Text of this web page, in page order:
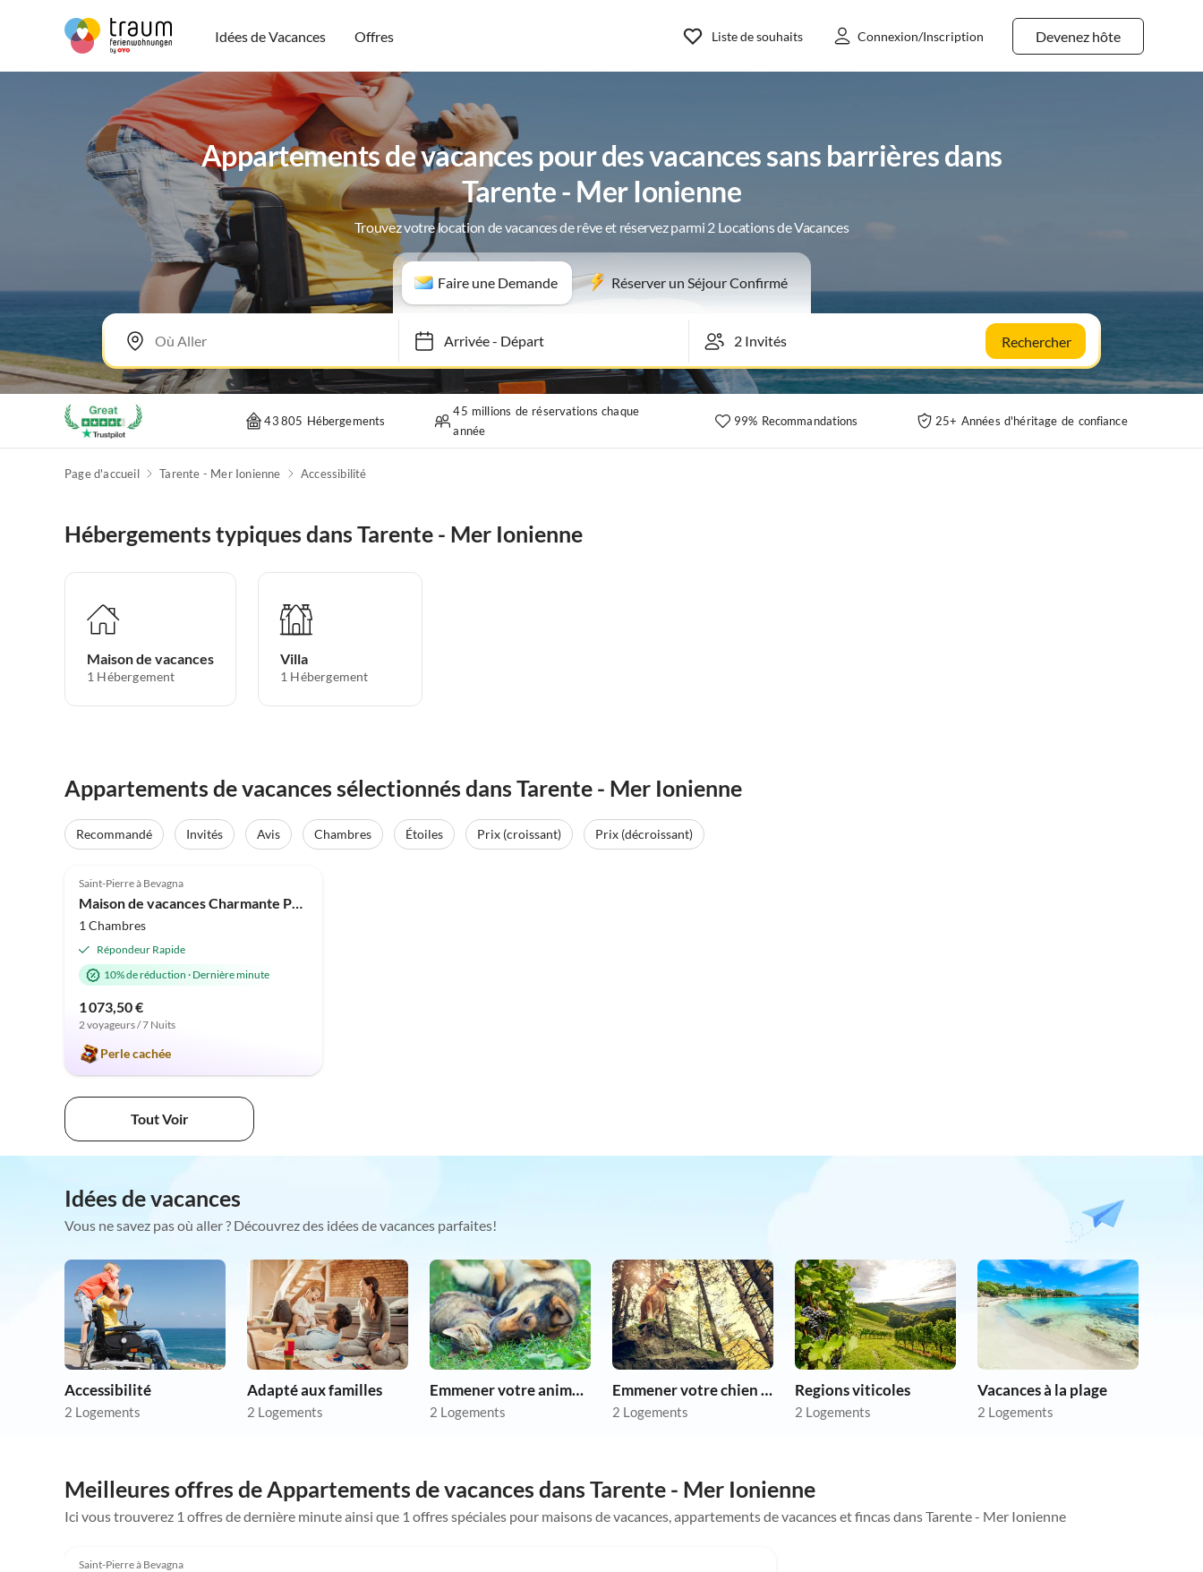
Idées de Vacances Offres Devenez hôte
Liste de souhaits Connexion/Inscription
Appartements de vacances pour des vacances sans barrières dans
Tarente - Mer Ionienne
Trouvez votre location de vacances de rêve et réservez parmi 2 Locations de Vacances
Faire une Demande Réserver un Séjour Confirmé
Arrivée-Départ Rechercher
43 805 Hébergements
45 millions de réservations chaque
année
99% Recommandations 25+ Années d'héritage de confiance
Page d'accueil Tarente - Mer Ionienne Accessibilité
Hébergements typiques dans Tarente - Mer Ionienne
Maison de vacances
1 Hébergement
Villa
1 Hébergement
Appartements de vacances sélectionnés dans Tarente - Mer Ionienne
Recommandé Invités Avis Chambres Étoiles Prix (croissant) Prix (décroissant)
Meilleure
Annonce
Saint-Pierre à Bevagna
Maison de vacances Charmante Petite Villa Trullissimo Marchese
1 Chambres
Répondeur Rapide
10% de réduction · Dernière minute
1 073,50 €
2 voyageurs / 7 Nuits
Perle cachée
Tout Voir
Idées de vacances
Vous ne savez pas où aller ? Découvrez des idées de vacances parfaites!
Accessibilité
2 Logements
Adapté aux familles
2 Logements
Emmener votre animal en vacances
2 Logements
Emmener votre chien en vacances
2 Logements
Regions viticoles
2 Logements
Vacances à la plage
2 Logements
Meilleures offres de Appartements de vacances dans Tarente - Mer Ionienne
Ici vous trouverez 1 offres de dernière minute ainsi que 1 offres spéciales pour maisons de vacances, appartements de vacances et fincas dans Tarente - Mer Ionienne
Meilleure
Saint-Pierre à Bevagna